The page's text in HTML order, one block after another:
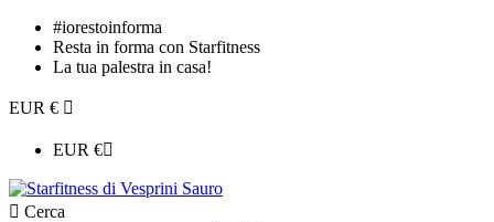
#iorestoinforma
Resta in forma con Starfitness
La tua palestra in casa!
EUR € 
EUR €
 Cerca